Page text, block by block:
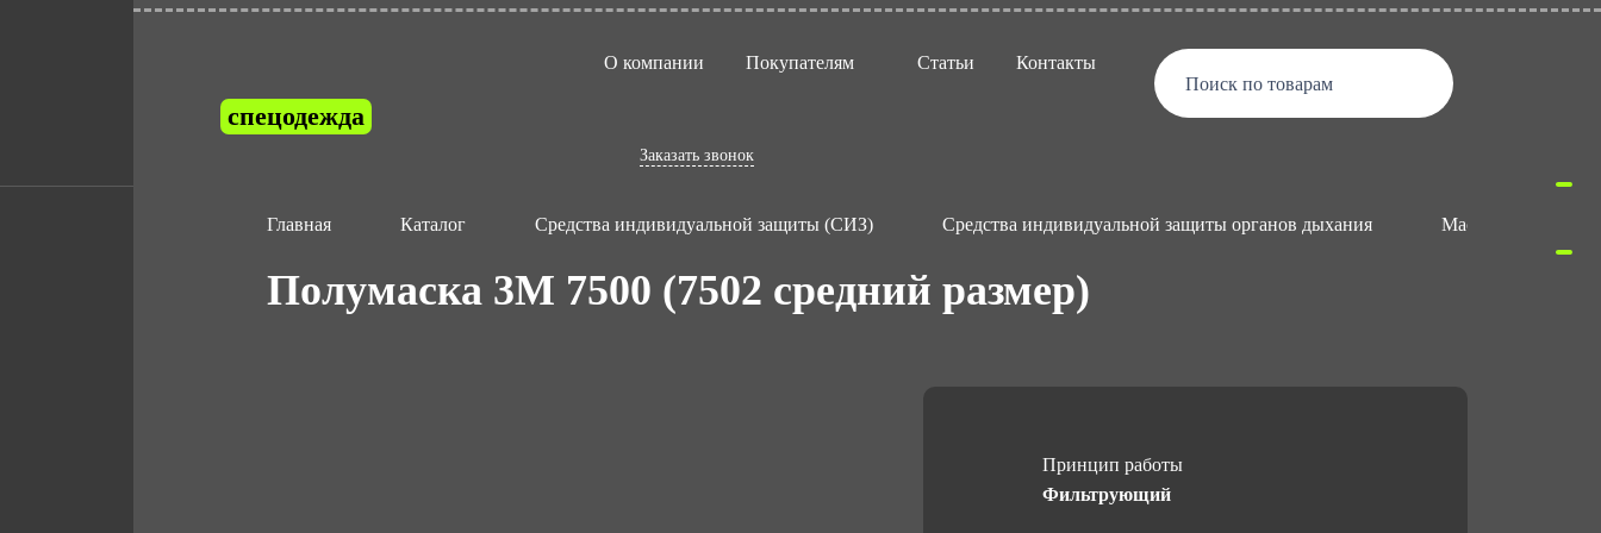
спецодежда
О компании Покупателям Статьи Контакты
Заказать звонок
Поиск по товарам
Главная Каталог Средства индивидуальной защиты (СИЗ) Средства индивидуальной защиты органов дыхания Маски и
Полумаска 3М 7500 (7502 средний размер)
Принцип работы
Фильтрующий